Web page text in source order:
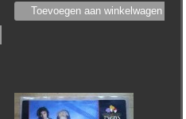
Toevoegen aan winkelwagen